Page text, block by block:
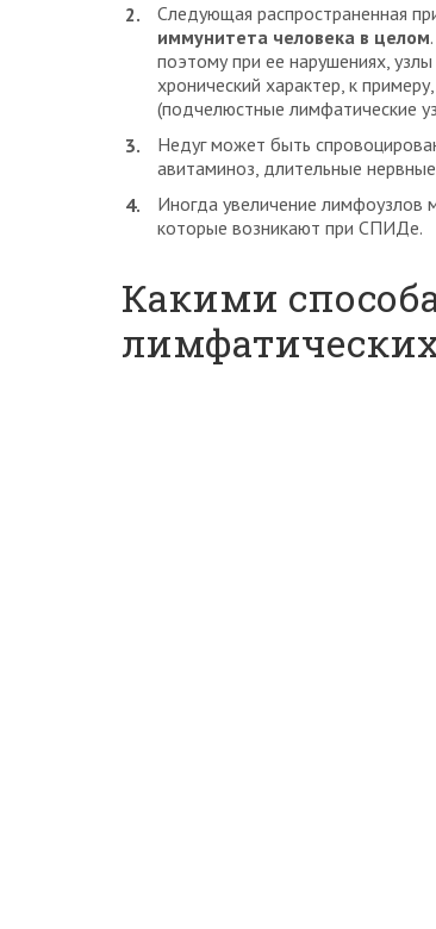
Следующая распространенная
иммунитета человека в целом
поэтому при ее нарушениях,
хронический характер, к
(подчелюстные лимфатические
Недуг может быть
авитаминоз, длительные
Иногда увеличение лимфоузлов
которые возникают при СПИДе.
Какими